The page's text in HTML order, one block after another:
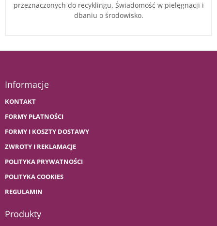
przeznaczonych do recyklingu. Świadomość w pielęgnacji i
dbaniu o środowisko.
Informacje
KONTAKT
FORMY PŁATNOŚCI
FORMY I KOSZTY DOSTAWY
ZWROTY I REKLAMACJE
POLITYKA PRYWATNOŚCI
POLITYKA COOKIES
REGULAMIN
Produkty